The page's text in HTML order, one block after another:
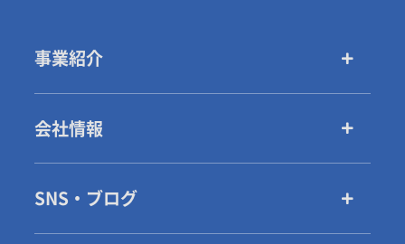
事業紹介
会社情報
SNS・ブログ